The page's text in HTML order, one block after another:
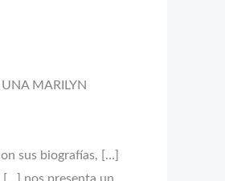
MARILYN
sus biografías, […]